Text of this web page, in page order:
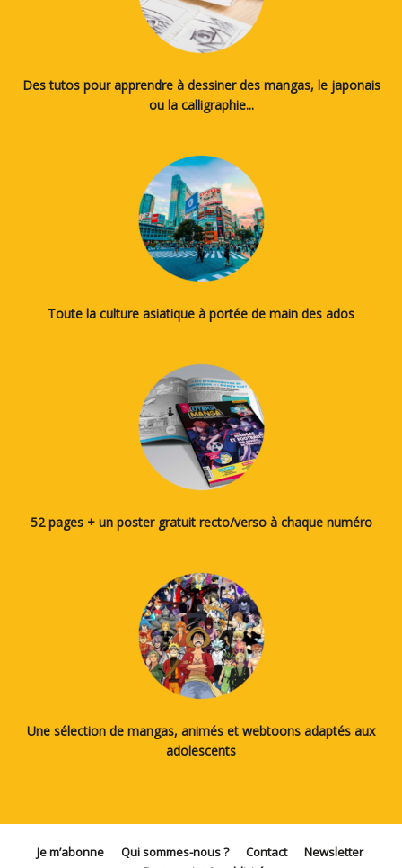
Des tutos pour apprendre à dessiner des mangas, le japonais
ou la calligraphie...
Toute la culture asiatique à portée de main des ados
52 pages + un poster gratuit recto/verso à chaque numéro
Une sélection de mangas, animés et webtoons adaptés aux
adolescents
Je m’abonne Qui sommes-nous ? Contact
Newsletter